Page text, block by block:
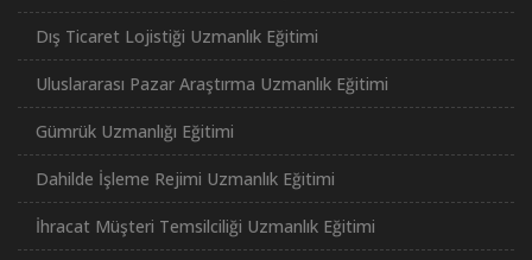
Dış Ticaret Lojistiği Uzmanlık Eğitimi
Uluslararası Pazar Araştırma Uzmanlık Eğitimi
Gümrük Uzmanlığı Eğitimi
Dahilde İşleme Rejimi Uzmanlık Eğitimi
İhracat Müşteri Temsilciliği Uzmanlık Eğitimi